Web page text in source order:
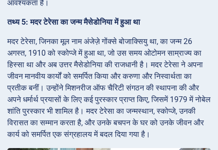
आवश्यकता है।
तथ्य 5: मदर टेरेसा का जन्म मैसेडोनिया में हुआ था
मदर टेरेसा, जिनका मूल नाम अंजेज़े गोंक्से बोजाक्सियु था, का जन्म 26
अगस्त, 1910 को स्कोप्जे में हुआ था, जो उस समय ओटोमन साम्राज्य का
हिस्सा था और अब उत्तर मैसेडोनिया की राजधानी है। मदर टेरेसा ने अपना
जीवन मानवीय कार्यों को समर्पित किया और करुणा और निस्वार्थता का
प्रतीक बनीं। उन्होंने मिशनरीज ऑफ चैरिटी संगठन की स्थापना की और
अपने धर्मार्थ प्रयासों के लिए कई पुरस्कार प्राप्त किए, जिसमें 1979 में नोबेल
शांति पुरस्कार भी शामिल है। मदर टेरेसा का जन्मस्थान, स्कोप्जे, उनकी
विरासत का सम्मान करता है, और उनके बचपन के घर को उनके जीवन और
कार्य को समर्पित एक संग्रहालय में बदल दिया गया है।